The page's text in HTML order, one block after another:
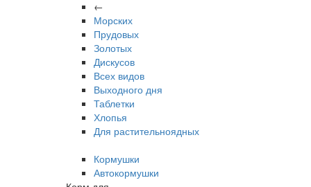
←
Морских
Прудовых
Золотых
Дискусов
Всех видов
Выходного дня
Таблетки
Хлопья
Для растительноядных
Кормушки
Автокормушки